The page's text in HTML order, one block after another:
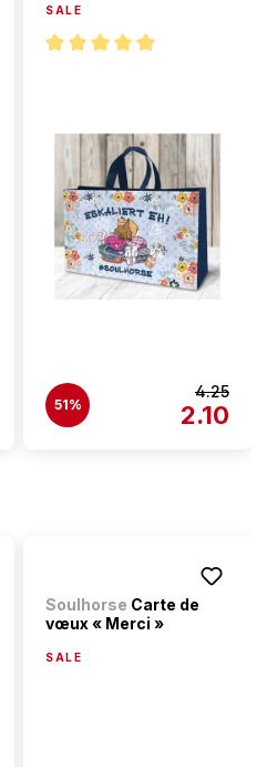
SALE
51%
4.25
2.10
Soulhorse Carte de
vœux « Merci »
SALE